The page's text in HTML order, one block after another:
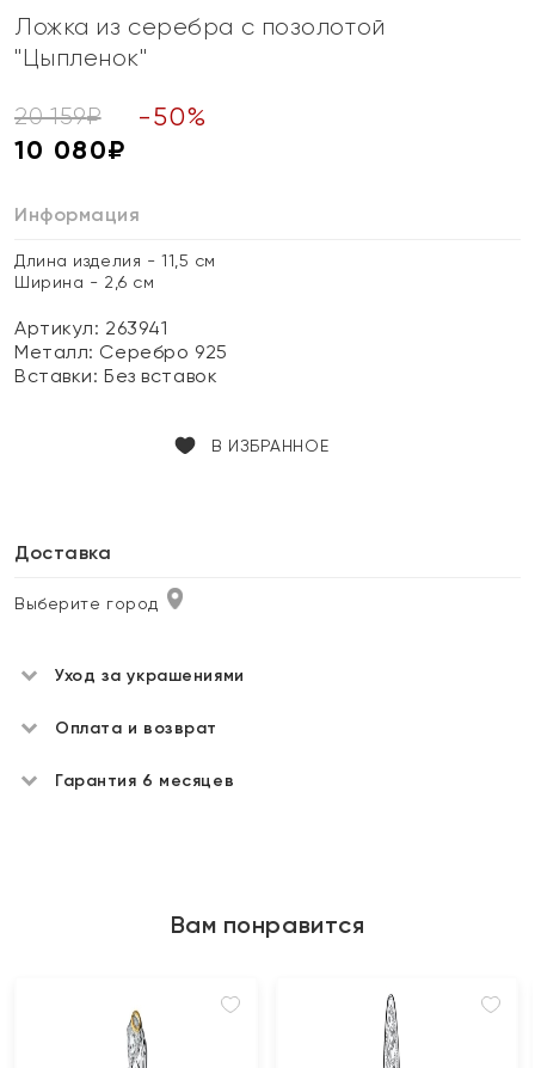
Ложка из серебра с позолотой
"Цыпленок"
20 159₽ -50%
10 080₽
Информация
Длина изделия - 11,5 см
Ширина - 2,6 см
Артикул: 263941
Металл: Серебро 925
Вставки:Без вставок
В ИЗБРАННОЕ
Доставка
Выберите город
Уход за украшениями
Оплата и возврат
Гарантия 6 месяцев
Вам понравится